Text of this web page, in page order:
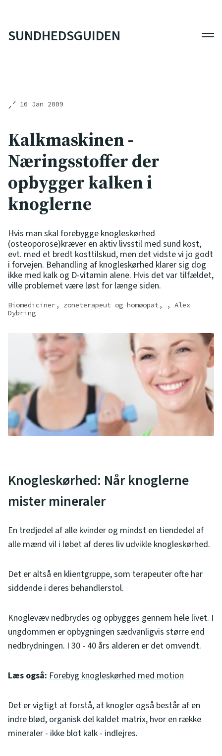
SUNDHEDSGUIDEN
16 Jan 2009
Kalkmaskinen -
Næringsstoffer der
opbygger kalken i
knoglerne
Hvis man skal forebygge knogleskørhed
(osteoporose)kræver en aktiv livsstil med sund kost,
evt. med et bredt kosttilskud, men det vidste vi jo godt
i forvejen. Behandling af knogleskørhed klarer sig dog
ikke med kalk og D-vitamin alene. Hvis det var tilfældet,
ville problemet være løst for længe siden.
Biomediciner, zoneterapeut og homøopat, , Alex
Dybring
Knogleskørhed: Når knoglerne
mister mineraler
En tredjedel af alle kvinder og mindst en tiendedel af
alle mænd vil i løbet af deres liv udvikle knogleskørhed.
Det er altså en klientgruppe, som terapeuter ofte har
siddende i deres behandlerstol.
Knoglevæv nedbrydes og opbygges gennem hele livet. I
ungdommen er opbygningen sædvanligvis større end
nedbrydningen. I 30 - 40 års alderen er det omvendt.
Læs også: Forebyg knogleskørhed med motion
Det er vigtigt at forstå, at knogler også består af en
indre blød, organisk del kaldet matrix, hvor en række
mineraler - ikke blot kalk - indlejres.